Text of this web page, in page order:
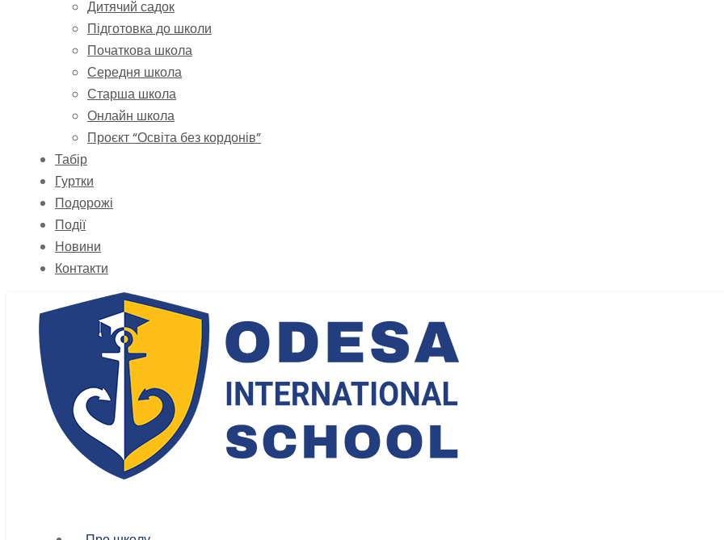
Дитячий садок
Підготовка до школи
Початкова школа
Середня школа
Старша школа
Онлайн школа
Проєкт “Освіта без кордонів”
Табір
Гуртки
Подорожі
Події
Новини
Контакти